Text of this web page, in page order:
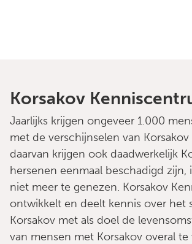
Korsakov
Jaarlijks krijgen ongeveer 1.000
met de verschijnselen van Korsakov
daarvan krijgen ook daadwerkelijk
hersenen eenmaal beschadigd zijn,
niet meer te genezen. Korsakov
ontwikkelt en deelt kennis over het
Korsakov met als doel de
van mensen met Korsakov overal